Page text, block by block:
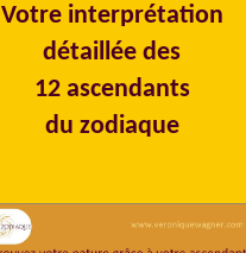
Votre interprétation
détaillée des
12 ascendants
du zodiaque